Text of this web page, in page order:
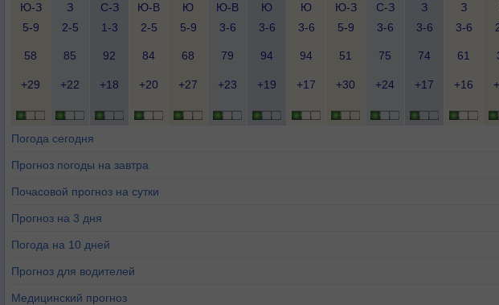
Ю-З
5-9
З
2-5
С-З
1-3
Ю-В
2-5
Ю
5-9
Ю-В
3-6
Ю
3-6
Ю
3-6
Ю-З
5-9
С-З
3-6
З
3-6
З
3-6
58 85 92 84 68 79 94 94 51 75 74 61
+29 +22 +18 +20 +27 +23 +19 +17 +30 +24 +17 +16
Погода сегодня
Прогноз погоды на завтра
Почасовой прогноз на сутки
Прогноз на 3 дня
Погода на 10 дней
Прогноз для водителей
Медицинский прогноз